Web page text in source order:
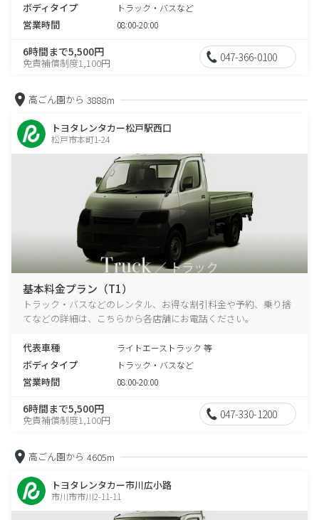
ボディタイプ トラック・バスなど
営業時間 08:00-20:00
6時間まで5,500円
免責補償制度1,100円 047-366-0100
高ごん園から 3888m
トヨタレンタカー松戸駅西口
松戸市本町1-24
基本料金プラン（T1）
トラック・バスなどのレンタル、お得な割引料金や予約、乗り捨
てなどの詳細は、こちらから各店舗にお電話ください。
代表車種 ライトエーストラック 等
ボディタイプ トラック・バスなど
営業時間 08:00-20:00
6時間まで5,500円
免責補償制度1,100円 047-330-1200
高ごん園から 4605m
トヨタレンタカー市川広小路
市川市市川2-11-11